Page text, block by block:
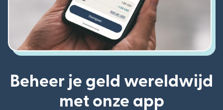
Beheer je geld wereldwijd
met onze app